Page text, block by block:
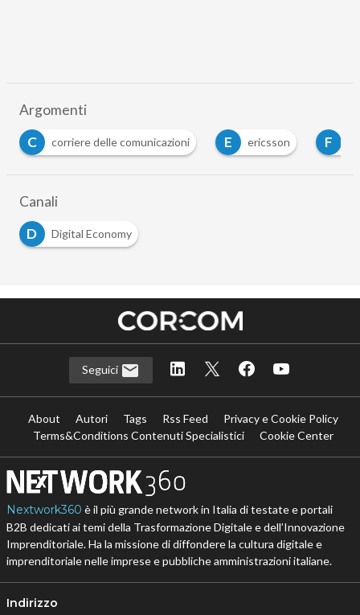
Argomenti
E
ericsson F fastweb P poste italiane
Canali
D
Digital Economy
Seguici
About Autori Tags Rss Feed
Privacy e Cookie Policy
Terms&Conditions Contenuti Specialistici
Cookie Center
Nextwork360 è il più grande network in Italia di testate e portali
B2B dedicati ai temi della Trasformazione Digitale e dell’Innovazione
Imprenditoriale. Ha la missione di diffondere la cultura digitale e
imprenditoriale nelle imprese e pubbliche amministrazioni italiane.
Indirizzo